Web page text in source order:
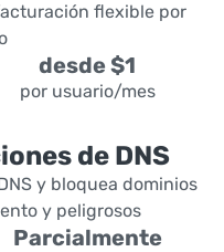
flexible por
desde $1
por usuario/mes
de DNS
y bloquea dominios
y peligrosos
Parcialmente